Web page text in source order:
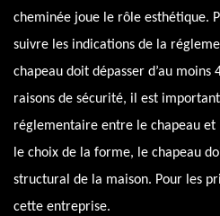
cheminée joue le rôle esthétique.
suivre les indications de la
chapeau doit dépasser d’au moins
raisons de sécurité, il est
réglementaire entre le chapeau et
le choix de la forme, le chapeau
structural de la maison. Pour les
cette entreprise.